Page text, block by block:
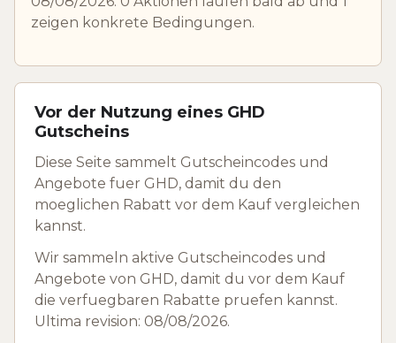
zeigen konkrete Bedingungen.
Vor der Nutzung eines GHD
Gutscheins
Diese Seite sammelt Gutscheincodes und
Angebote fuer GHD, damit du den
moeglichen Rabatt vor dem Kauf vergleichen
kannst.
Wir sammeln aktive Gutscheincodes und
Angebote von GHD, damit du vor dem Kauf
die verfuegbaren Rabatte pruefen kannst.
Ultima revision: 08/08/2026.